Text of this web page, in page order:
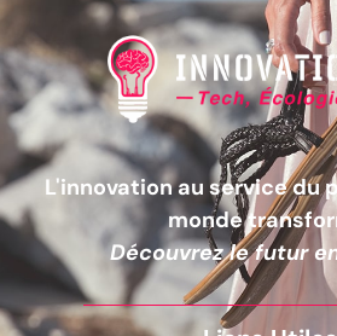
L'innovation au service du
monde
Découvrez le futur